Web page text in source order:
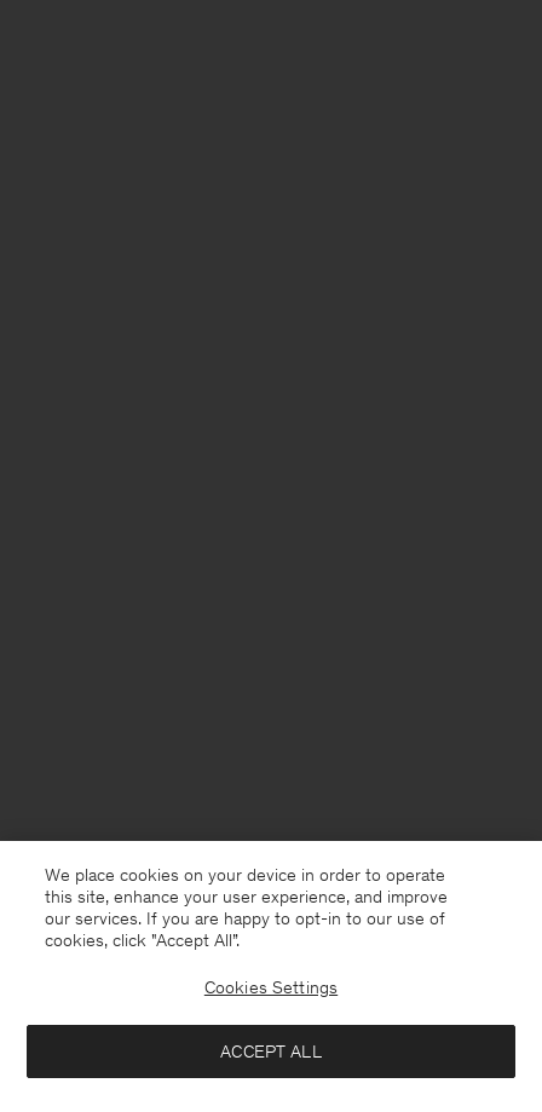
Netherlands Nederlands
We place cookies on your device in order to operate
this site, enhance your user experience, and improve
our services. If you are happy to opt-in to our use of
cookies, click "Accept All”.
Cookies Settings
ACCEPT ALL